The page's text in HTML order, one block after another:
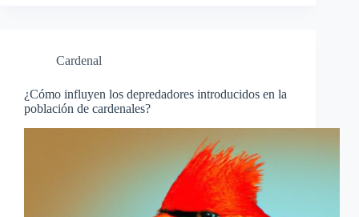
Cardenal
¿Cómo influyen los depredadores introducidos en la
población de cardenales?